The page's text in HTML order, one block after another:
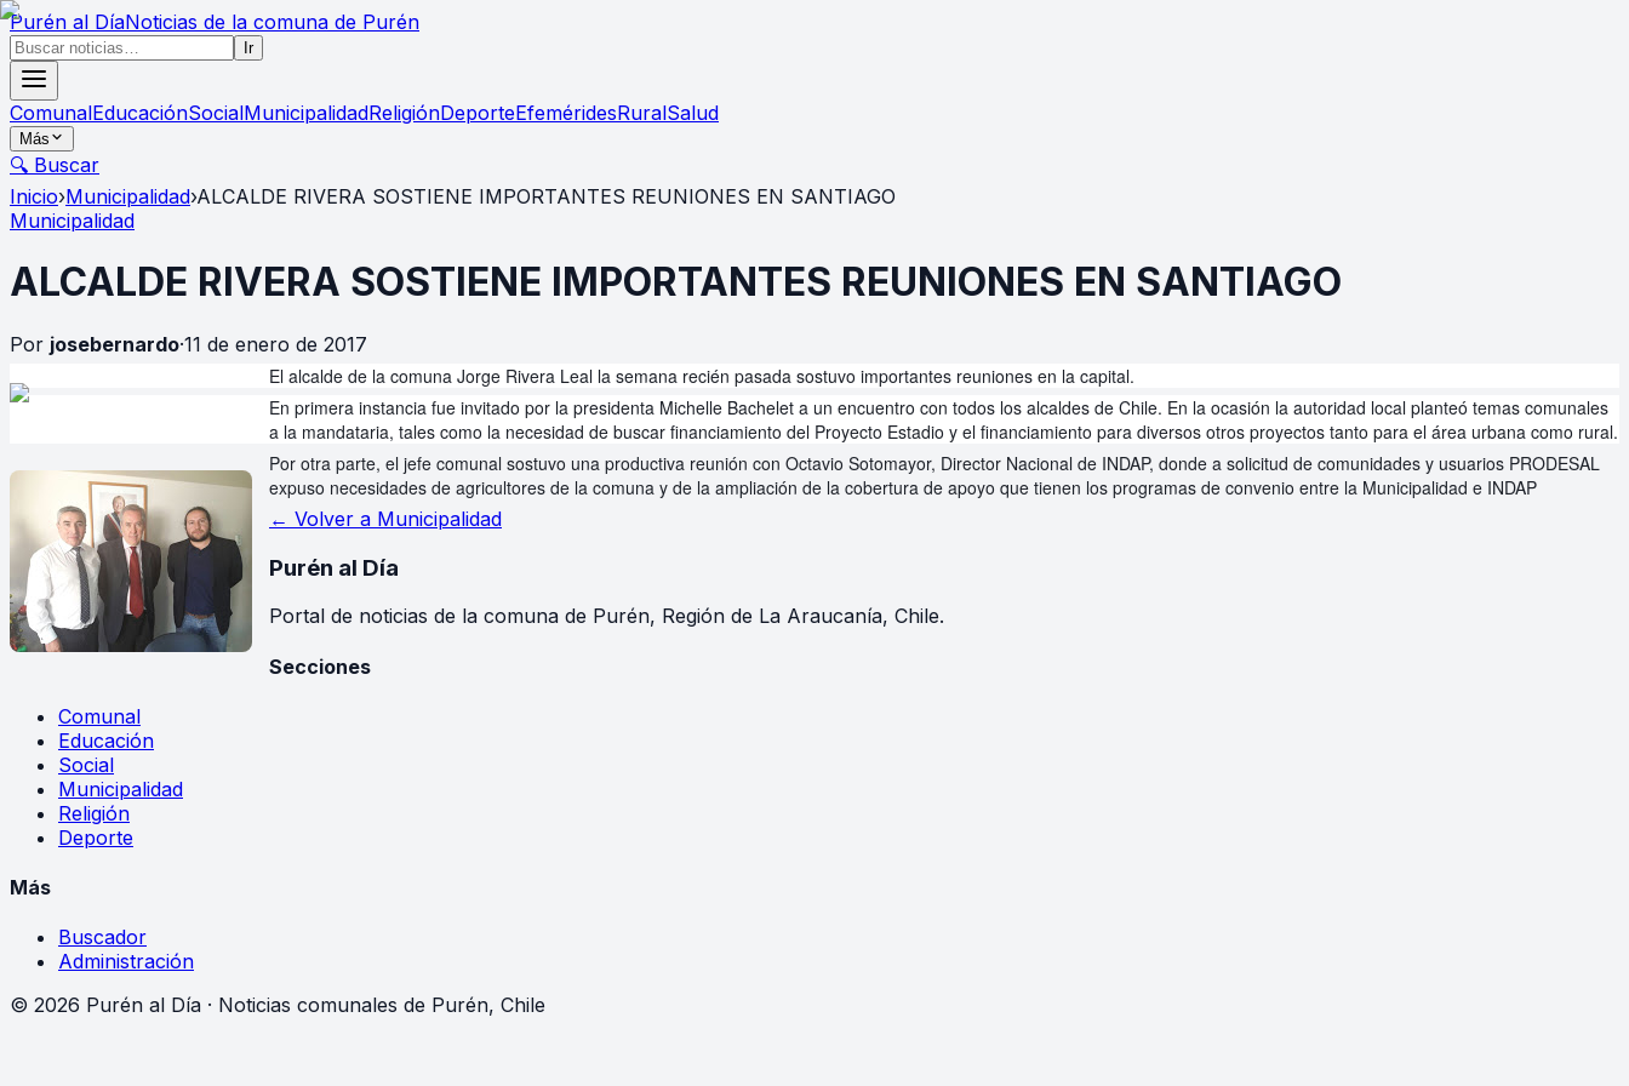
Purén al DíaNoticias de la comuna de Purén
Ir
ComunalEducaciónSocialMunicipalidadReligiónDeporteEfeméridesRuralSalud
Más
🔍 Buscar
Inicio›Municipalidad›ALCALDE RIVERA SOSTIENE IMPORTANTES REUNIONES EN SANTIAGO
Municipalidad
ALCALDE RIVERA SOSTIENE IMPORTANTES REUNIONES EN SANTIAGO
Por josebernardo·11 de enero de 2017
El alcalde de la comuna Jorge Rivera Leal la semana recién pasada sostuvo importantes reuniones en la capital.
En primera instancia fue invitado por la presidenta Michelle Bachelet a un encuentro con todos los alcaldes de Chile. En la ocasión la autoridad local planteó temas comunales
a la mandataria, tales como la necesidad de buscar financiamiento del Proyecto Estadio y el financiamiento para diversos otros proyectos tanto para el área urbana como rural.
Por otra parte, el jefe comunal sostuvo una productiva reunión con Octavio Sotomayor, Director Nacional de INDAP, donde a solicitud de comunidades y usuarios PRODESAL
expuso necesidades de agricultores de la comuna y de la ampliación de la cobertura de apoyo que tienen los programas de convenio entre la Municipalidad e INDAP
← Volver a Municipalidad
Purén al Día
Portal de noticias de la comuna de Purén, Región de La Araucanía, Chile.
Secciones
Comunal
Educación
Social
Municipalidad
Religión
Deporte
Más
Buscador
Administración
© 2026 Purén al Día · Noticias comunales de Purén, Chile